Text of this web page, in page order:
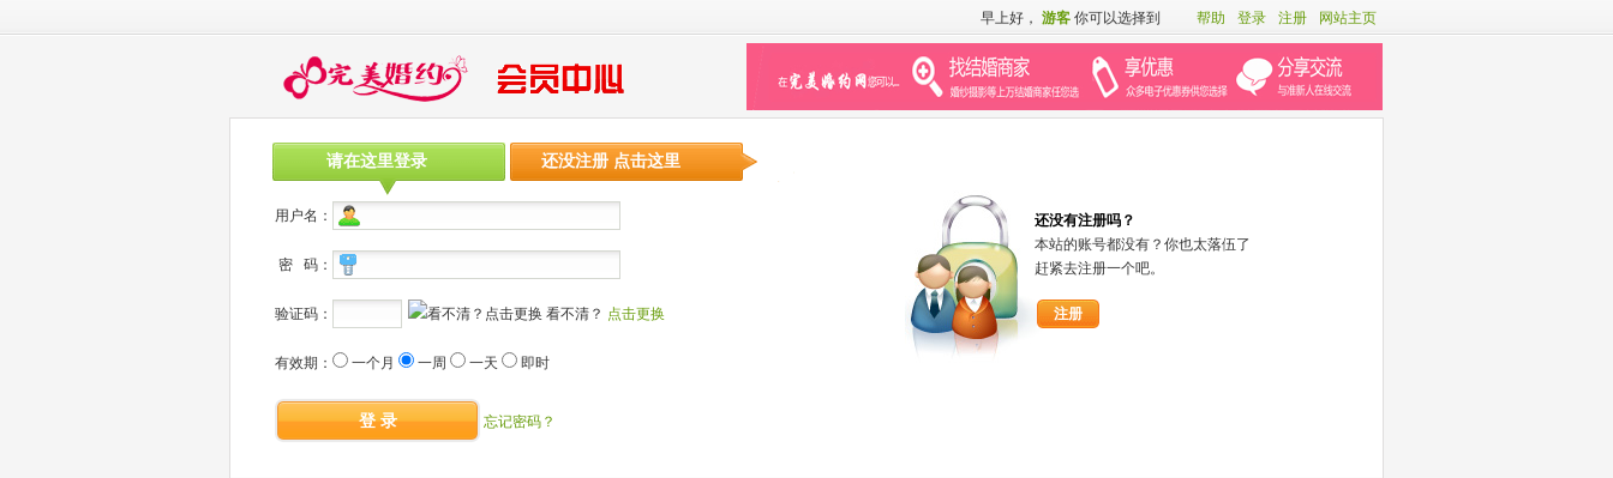
网站主页
注册
登录
帮助
早上好， 游客 你可以选择到
请在这里登录 还没注册 点击这里
用户名：
密 码：
验证码： 看不清？ 点击更换
有效期： 一个月 一周 一天 即时
登 录 忘记密码？
还没有注册吗？
本站的账号都没有？你也太落伍了
赶紧去注册一个吧。
注册